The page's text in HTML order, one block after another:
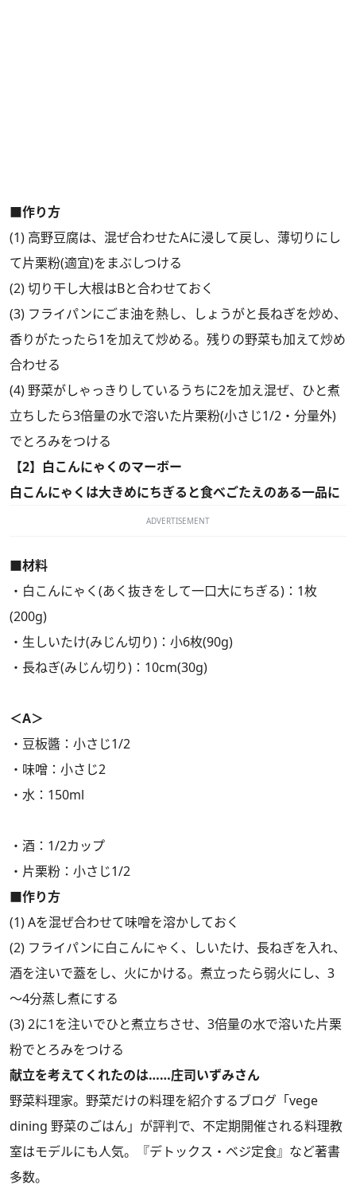
■作り方
(1) 高野豆腐は、混ぜ合わせたAに浸して戻し、薄切りにし
て片栗粉(適宜)をまぶしつける
(2) 切り干し大根はBと合わせておく
(3) フライパンにごま油を熱し、しょうがと長ねぎを炒め、
香りがたったら1を加えて炒める。残りの野菜も加えて炒め
合わせる
(4) 野菜がしゃっきりしているうちに2を加え混ぜ、ひと煮
立ちしたら3倍量の水で溶いた片栗粉(小さじ1/2・分量外)
でとろみをつける
【2】白こんにゃくのマーボー
白こんにゃくは大きめにちぎると食べごたえのある一品に
ADVERTISEMENT
■材料
・白こんにゃく(あく抜きをして一口大にちぎる)：1枚
(200g)
・生しいたけ(みじん切り)：小6枚(90g)
・長ねぎ(みじん切り)：10cm(30g)
＜A＞
・豆板醬：小さじ1/2
・味噌：小さじ2
・水：150ml
・酒：1/2カップ
・片栗粉：小さじ1/2
■作り方
(1) Aを混ぜ合わせて味噌を溶かしておく
(2) フライパンに白こんにゃく、しいたけ、長ねぎを入れ、
酒を注いで蓋をし、火にかける。煮立ったら弱火にし、3
～4分蒸し煮にする
(3) 2に1を注いでひと煮立ちさせ、3倍量の水で溶いた片栗
粉でとろみをつける
献立を考えてくれたのは……庄司いずみさん
野菜料理家。野菜だけの料理を紹介するブログ「vege
dining 野菜のごはん」が評判で、不定期開催される料理教
室はモデルにも人気。『デトックス・ベジ定食』など著書
多数。